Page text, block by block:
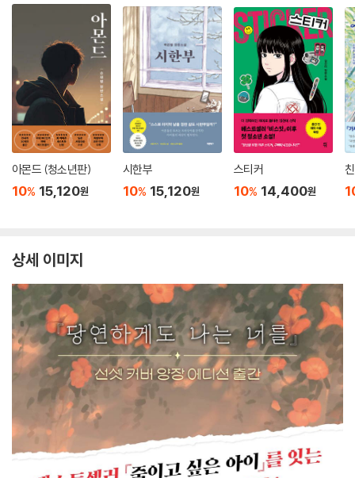
아몬드 (청소년판)
10% 15,120원
시한부
10% 15,120원
스티커
10% 14,400원
상세 이미지